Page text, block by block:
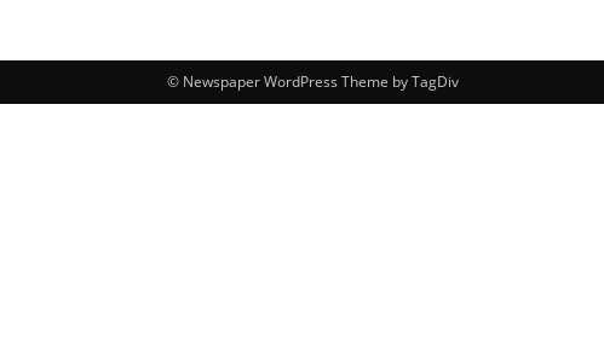
© Newspaper WordPress Theme by TagDiv